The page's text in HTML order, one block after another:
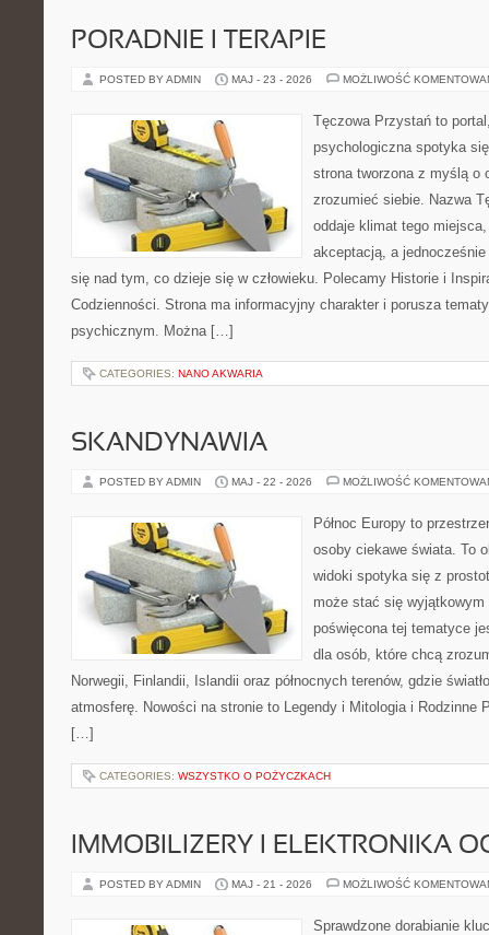
PORADNIE I TERAPIE
POSTED BY ADMIN MAJ - 23 - 2026 MOŻLIWOŚĆ
Tęczowa Przystań to
psychologiczna spotyka
strona tworzona z myślą o
zrozumieć siebie. Nazwa
oddaje klimat tego
akceptacją, a
się nad tym, co dzieje się w człowieku. Polecamy Historie i
Codzienności. Strona ma informacyjny charakter i porusza
psychicznym. Można […]
CATEGORIES: NANO AKWARIA
SKANDYNAWIA
POSTED BY ADMIN MAJ - 22 - 2026 MOŻLIWOŚĆ
Północ Europy to
osoby ciekawe świata. To
widoki spotyka się z
może stać się
poświęcona tej tematyce
dla osób, które chcą
Norwegii, Finlandii, Islandii oraz północnych terenów, gdzie
atmosferę. Nowości na stronie to Legendy i Mitologia i Rodzinne
[…]
CATEGORIES: WSZYSTKO O POŻYCZKACH
IMMOBILIZERY I ELEKTRONIKA
POSTED BY ADMIN MAJ - 21 - 2026 MOŻLIWOŚĆ
Sprawdzone dorabianie